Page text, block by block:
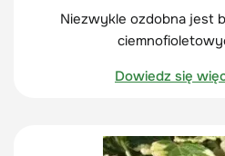
Niezwykle ozdobna jest
Dowiedz się